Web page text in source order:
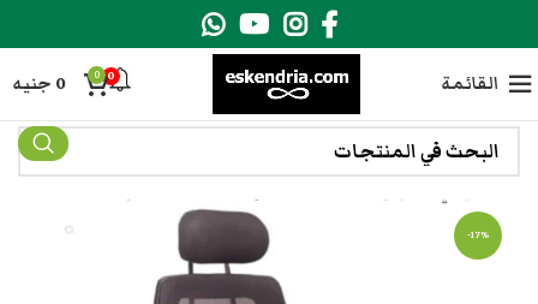
القائمة 0
0
0 جنيه
-17%